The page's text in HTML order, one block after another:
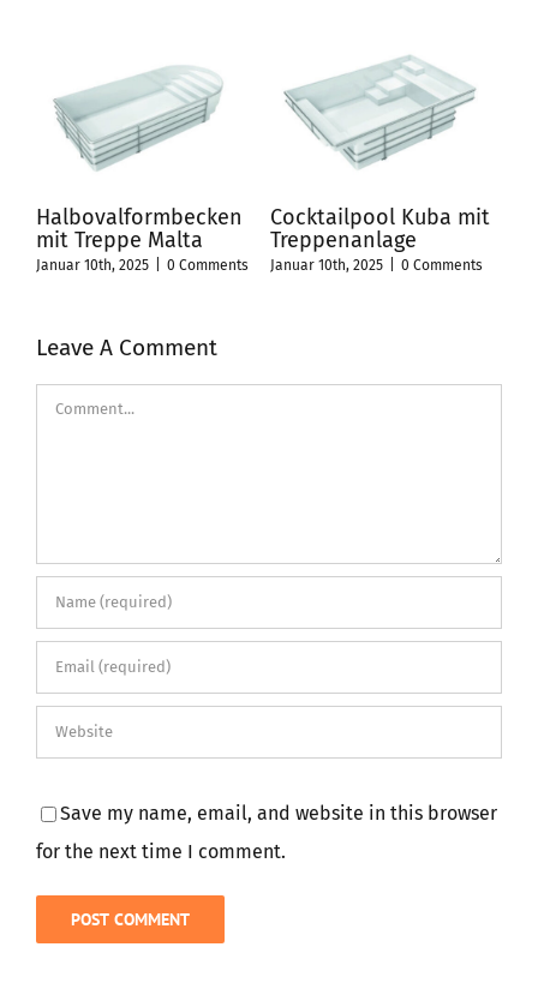
Halbovalformbecken
mit Treppe Malta
Januar 10th, 2025 0 Comments
Cocktailpool Kuba mit
Treppenanlage
Januar 10th, 2025 0 Comments
Leave A Comment
Comment
Save my name, email, and website in this browser
for the next time I comment.